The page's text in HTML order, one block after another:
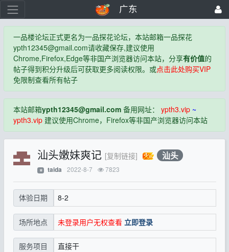
广东
一品楼论坛正式更名为一品探花论坛，本站邮箱一品探花
ypth12345@gmail.com请收藏保存,建议使用
Chrome,Firefox,Edge等非国产浏览器访问本站，分享有价值的
帖子得到积分升级后可获取更多阅读权限。或点击此处购买VIP
免限制查看所有帖子
本站邮箱ypth12345@gmail.com备用网址： ypth3.vip~
ypth3.vip建议使用Chrome，Firefox等非国产浏览器访问本站
汕头嫩妹爽记 [复制链接] 汕头
⭐ taida 2022-8-7 7823
体验日期 8-2
场所地点 未登录用户无权查看 立即登录
服务项目 直接干